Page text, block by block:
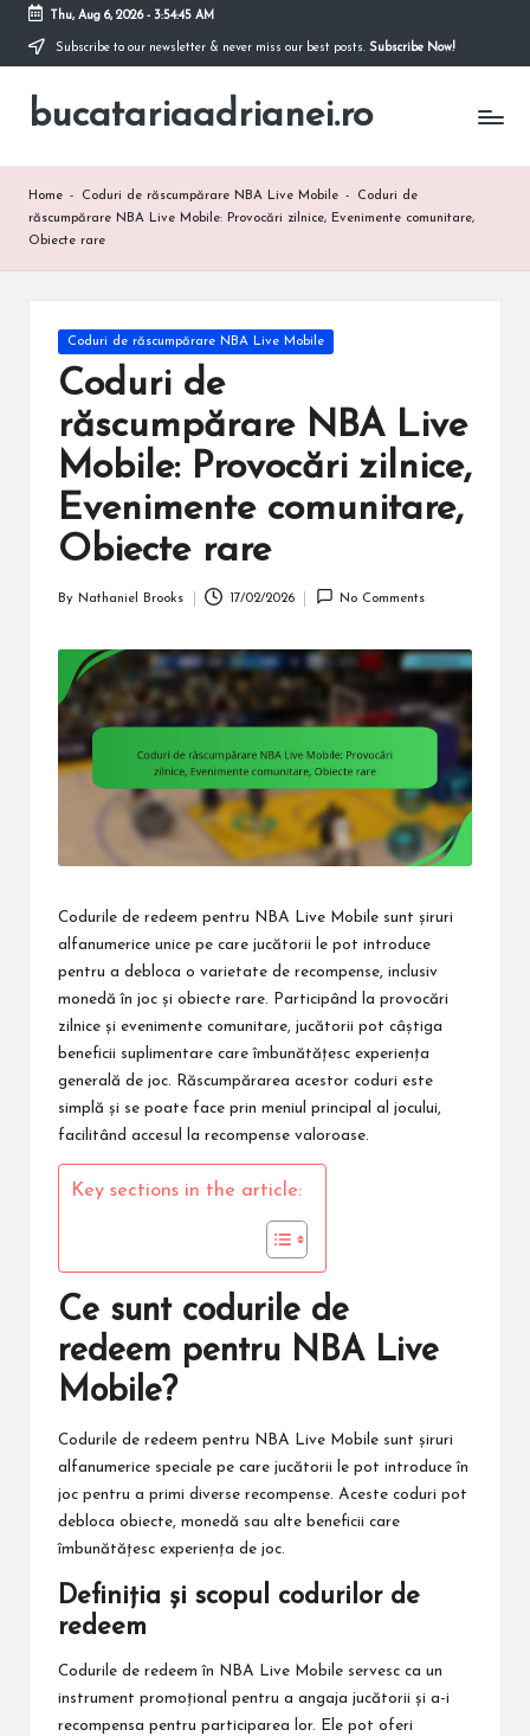
Skip
content
Thu, Aug 6, 2026- 3:54:46 AM
Subscribe to our newsletter & never miss our best posts. Subscribe Now!
bucatariaadrianei.ro
Home - Coduri de răscumpărare NBA Live Mobile -
Coduri de
răscumpărare NBA Live Mobile: Provocări zilnice, Evenimente comunitare,
Obiecte rare
Posted
Coduri de răscumpărare NBA Live Mobile
Coduri de
răscumpărare NBA Live
Mobile: Provocări zilnice,
Evenimente comunitare,
Obiecte rare
By Nathaniel Brooks 17/02/2026 No Comments
Codurile de redeem pentru NBA Live Mobile sunt șiruri
alfanumerice unice pe care jucătorii le pot introduce
pentru a debloca o varietate de recompense, inclusiv
monedă în joc și obiecte rare. Participând la provocări
zilnice și evenimente comunitare, jucătorii pot câștiga
beneficii suplimentare care îmbunătățesc experiența
generală de joc. Răscumpărarea acestor coduri este
simplă și se poate face prin meniul principal al jocului,
facilitând accesul la recompense valoroase.
Key sections in the article:
Ce sunt codurile de
redeem pentru NBA Live
Mobile?
Codurile de redeem pentru NBA Live Mobile sunt șiruri
alfanumerice speciale pe care jucătorii le pot introduce în
joc pentru a primi diverse recompense. Aceste coduri pot
debloca obiecte, monedă sau alte beneficii care
îmbunătățesc experiența de joc.
Definiția și scopul codurilor de
redeem
Codurile de redeem în NBA Live Mobile servesc ca un
instrument promoțional pentru a angaja jucătorii și a-i
recompensa pentru participarea lor. Ele pot oferi